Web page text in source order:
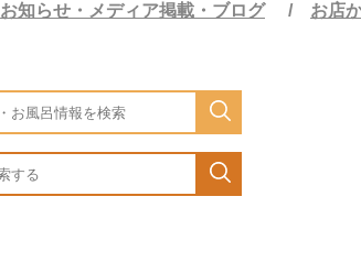
お知らせ・メディア掲載・ブログ お店